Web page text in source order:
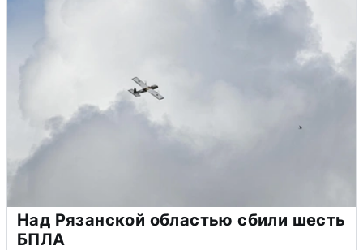
Над Рязанской областью сбили шесть
БПЛА